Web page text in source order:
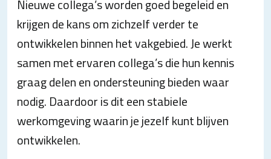
Nieuwe collega’s worden goed begeleid en
krijgen de kans om zichzelf verder te
ontwikkelen binnen het vakgebied. Je werkt
samen met ervaren collega’s die hun kennis
graag delen en ondersteuning bieden waar
nodig. Daardoor is dit een stabiele
werkomgeving waarin je jezelf kunt blijven
ontwikkelen.